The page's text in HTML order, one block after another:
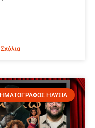
ΗΛΥΣΙΑ